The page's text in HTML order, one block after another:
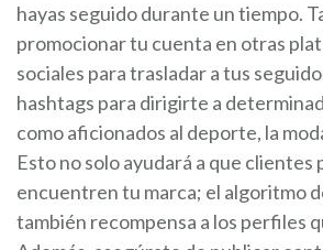
hayas seguido durante un tiempo.
promocionar tu cuenta en otras
sociales para trasladar a tus
hashtags para dirigirte a
como aficionados al deporte, la
Esto no solo ayudará a que clientes
encuentren tu marca; el algoritmo
también recompensa a los perfiles